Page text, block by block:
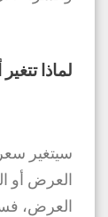
لماذا
سيتغير
العرض أو
العرض،